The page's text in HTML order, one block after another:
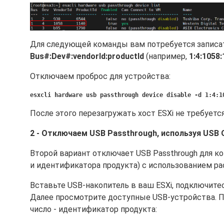
Для следующей команды вам потребуется
Bus#:Dev#:vendorId:productId (например,
Отключаем проброс для устройства:
esxcli hardware usb passthrough device disable -d
После этого перезагружать хост ESXi не
2 - Отключаем USB Passthrough, используя USB
Второй вариант отключает USB Passthrough для
и идентификатора продукта) с использованием
Вставьте USB-накопитель в ваш ESXi,
Далее просмотрите доступные USB-устройства.
число - идентификатор продукта: